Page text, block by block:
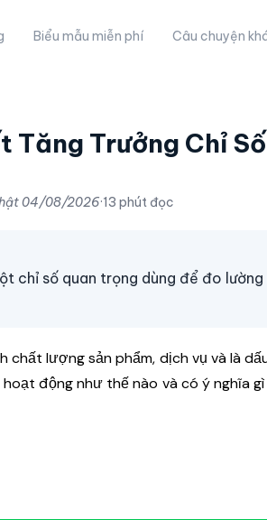
Biểu mẫu miễn phí Câu chuyện
Tăng Trưởng Chỉ
04/08/2026·13 phút đọc
chỉ số quan trọng dùng để đo
chất lượng sản phẩm, dịch vụ và là
động như thế nào và có ý nghĩa